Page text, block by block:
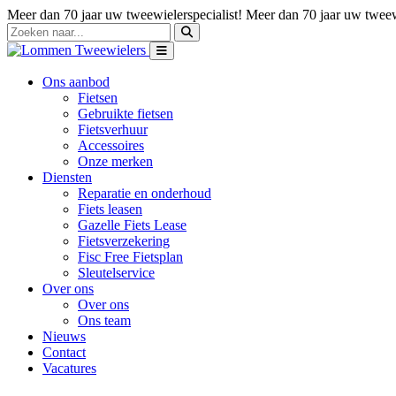
Meer dan 70 jaar uw tweewielerspecialist! Meer dan 70 jaar uw
Ons aanbod
Fietsen
Gebruikte fietsen
Fietsverhuur
Accessoires
Onze merken
Diensten
Reparatie en onderhoud
Fiets leasen
Gazelle Fiets Lease
Fietsverzekering
Fisc Free Fietsplan
Sleutelservice
Over ons
Over ons
Ons team
Nieuws
Contact
Vacatures